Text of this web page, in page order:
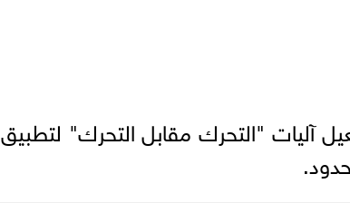
آليات "التحرك مقابل التحرك" لتطبيق